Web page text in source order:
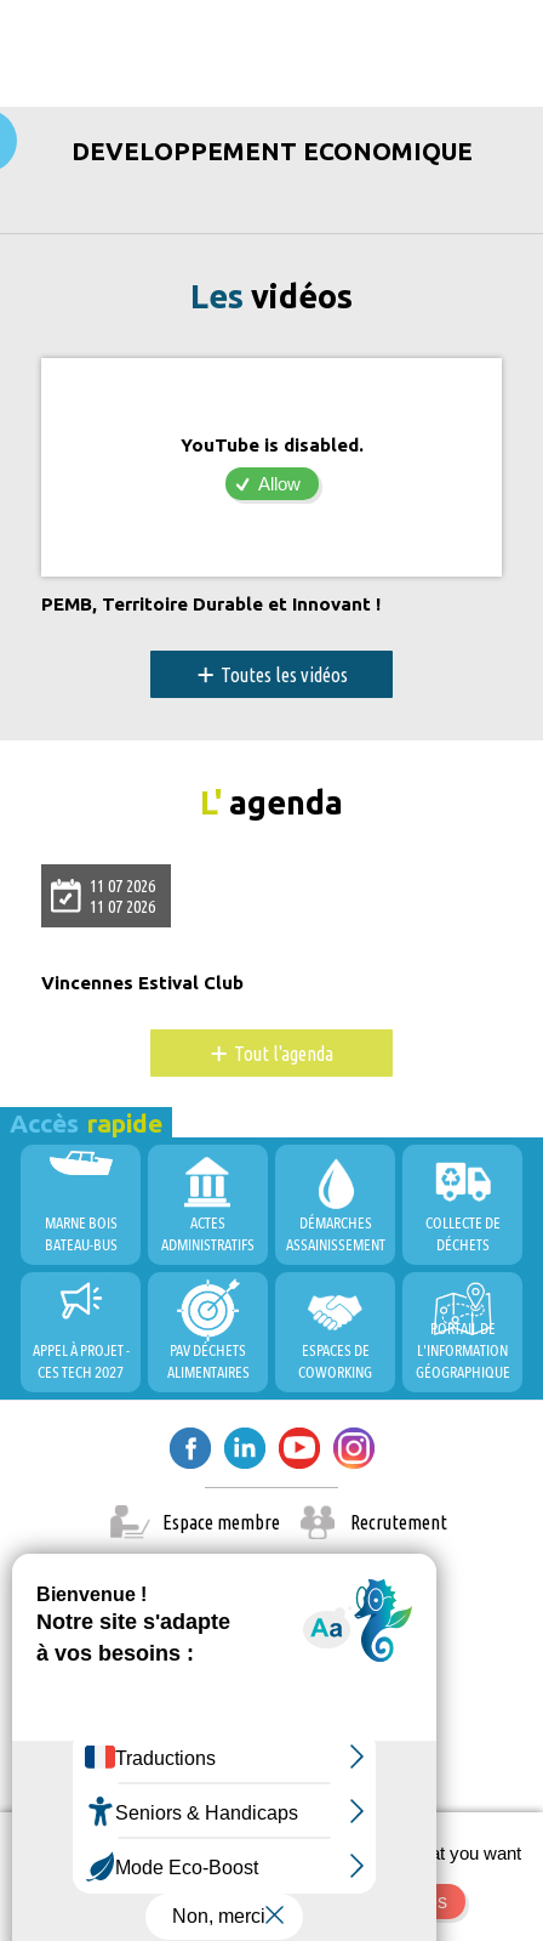
DEVELOPPEMENT ECONOMIQUE
Les vidéos
YouTube is disabled.
Allow
PEMB, Territoire Durable et Innovant !
+ Toutes les vidéos
L' agenda
11 07 2026
11 07 2026
Vincennes Estival Club
+ Tout l'agenda
Accès rapide
MARNE BOIS
BATEAU-BUS
ACTES
ADMINISTRATIFS
DÉMARCHES
ASSAINISSEMENT
COLLECTE DE
DÉCHETS
APPEL À PROJET -
CES TECH 2027
PAV DÉCHETS
ALIMENTAIRES
ESPACES DE
COWORKING
PORTAIL DE
L'INFORMATION
GÉOGRAPHIQUE
Espace membre Recrutement
© Paris Est Marne & Bois 2026
Administration
Mentions légales
This site uses cookies and gives you control over what you want
to activate
Deny all cookies